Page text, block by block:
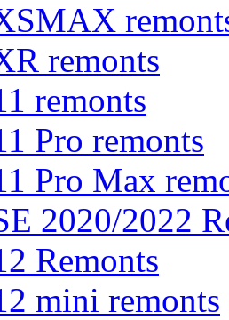
remonts
remonts
Pro remonts
Pro Max
2020/2022
Remonts
mini remonts